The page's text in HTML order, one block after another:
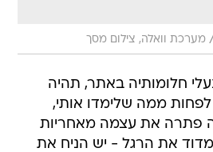
/ מערכת וואלה, צילום מסך
חלומותיה באתר, תהיה
לפחות ממה שלימדו אותי,
פתרה את עצמה מאחריות
את הרגל - יש הניח את